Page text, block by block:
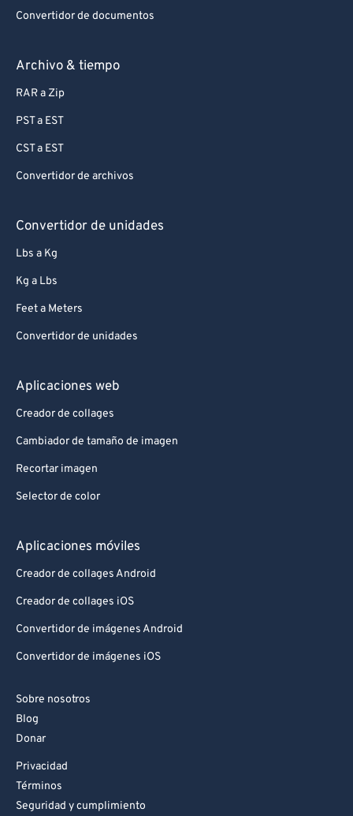
Convertidor de documentos
Archivo & tiempo
RAR a Zip
PST a EST
CST a EST
Convertidor de archivos
Convertidor de unidades
Lbs a Kg
Kg a Lbs
Feet a Meters
Convertidor de unidades
Aplicaciones web
Creador de collages
Cambiador de tamaño de imagen
Recortar imagen
Selector de color
Aplicaciones móviles
Creador de collages Android
Creador de collages iOS
Convertidor de imágenes Android
Convertidor de imágenes iOS
Sobre nosotros
Blog
Donar
Privacidad
Términos
Seguridad y cumplimiento